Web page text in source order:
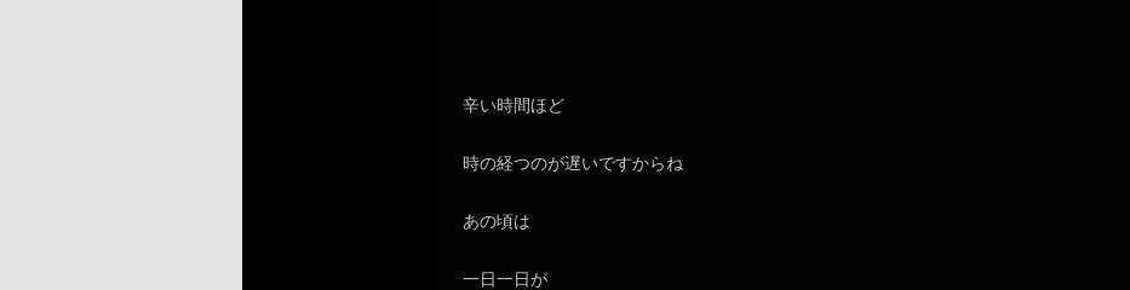
辛い時間ほど
時の経つのが遅いですからね
あの頃は
一日一日が